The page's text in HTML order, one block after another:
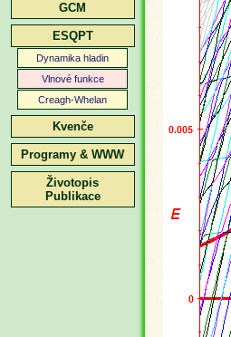
GCM
ESQPT
Dynamika hladin
Vlnové funkce
Creagh-Whelan
Kvenče
Programy & WWW
Životopis
Publikace